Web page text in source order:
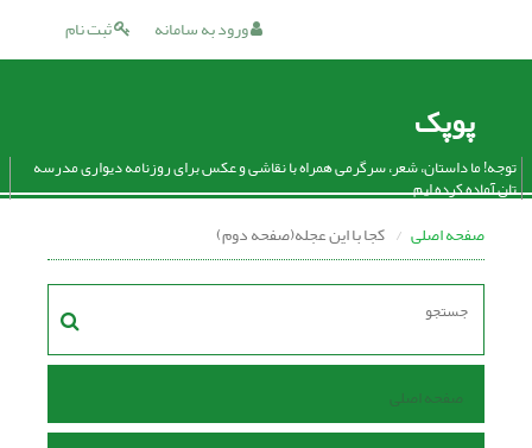
ثبت نام ورود به سامانه
پوپک
توجه! ما داستان، شعر، سرگرمی همراه با نقاشی و عکس برای روزنامه دیواری مدرسه
تان آماده کرده ایم.
صفحه اصلی کجا با این عجله(صفحه دوم)
صفحه اصلی